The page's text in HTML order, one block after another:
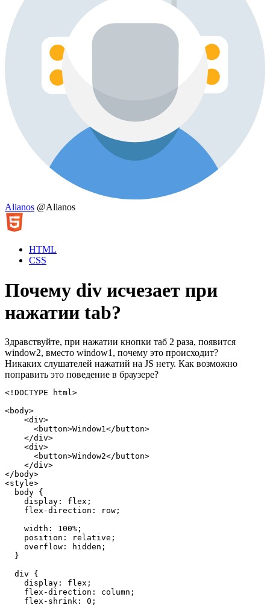
Alianos @Alianos
HTML
CSS
Почему div исчезает при
нажатии tab?
Здравствуйте, при нажатии кнопки таб 2 раза, появится
window2, вместо window1, почему это происходит?
Никаких слушателей нажатий на JS нету. Как возможно
поправить это поведение в браузере?
<!DOCTYPE html>
<body>
    <div>
      <button>Window1</button>
    </div>
    <div>
      <button>Window2</button>
    </div>
</body>
<style>
  body {
    display: flex;
    flex-direction: row;
    width: 100%;
    position: relative;
    overflow: hidden;
  }
  div {
    display: flex;
    flex-direction: column;
    flex-shrink: 0;